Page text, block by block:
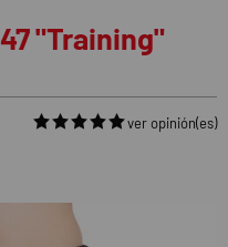
"Training"
ver opinión(es)